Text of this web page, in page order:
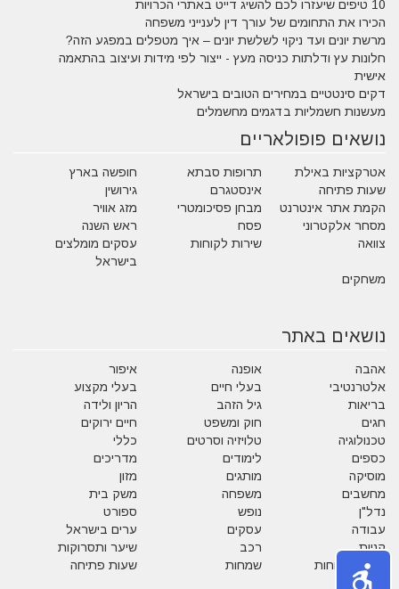
10 טיפים שיעזרו לכם להשיג דייט באתרי הכרויות
הכירו את התחומים של עורך דין לענייני משפחה
מרשת יונים ועד ניקוי לשלשת יונים – איך מטפלים במפגע הזה?
חלונות עץ ודלתות כניסה מעץ - ייצור לפי מידות ועיצוב בהתאמה
אישית
דקים סינטטיים במחירים הטובים בישראל
מעשנות חשמליות בדגמים מחשמלים
נושאים פופולאריים
אטרקציות באילת תרופות סבתא
חופשה בארץ
שעות פתיחה
אינסטגרם
גירושין
הקמת אתר אינטרנט
מבחן פסיכומטרי
מזג אוויר
מסחר אלקטרוני
פסח
ראש השנה
צוואה
שירות לקוחות
עסקים מומלצים
בישראל
משחקים
נושאים באתר
אהבה אופנה
איפור
אלטרנטיבי
בעלי חיים
בעלי מקצוע
בריאות
גיל הזהב
הריון ולידה
חגים
חוק ומשפט
חיים ירוקים
טכנולוגיה
טלויזיה וסרטים
כללי
כספים
לימודים
מדריכים
מוסיקה
מותגים
מזון
מחשבים
משפחה
משק בית
נדל"ן
נופש
ספורט
עבודה
עסקים
ערים בישראל
קניות
רכב
שיער ותסרוקות
שירות לקוחות
שמחות
שעות פתיחה
תזונה